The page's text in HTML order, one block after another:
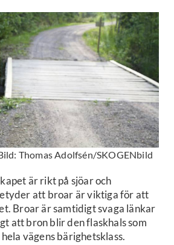
Thomas Adolfsén/SKOGENbild
är rikt på sjöar och
att broar är viktiga för att
Broar är samtidigt svaga länkar
att bron blir den flaskhals som
vägens bärighetsklass.